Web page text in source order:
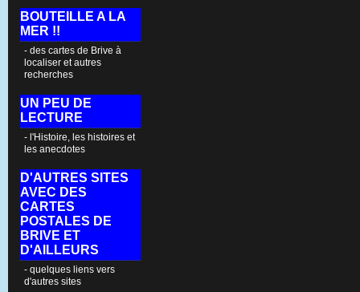
BOUTEILLE A LA
MER !!
- des cartes de Brive à
localiser et autres
recherches
UN PEU DE
LECTURE
- l'Histoire, les histoires et
les anecdotes
D'AUTRES SITES
AVEC DES
CARTES
POSTALES DE
BRIVE ET
D'AILLEURS
- quelques liens vers
d'autres sites